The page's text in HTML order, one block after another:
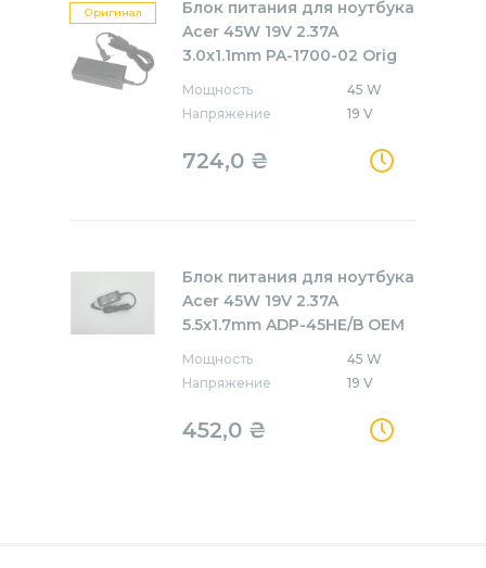
Оригинал
Блок питания для ноутбука
Acer 45W 19V 2.37A
3.0x1.1mm PA-1700-02 Orig
Мощность
45 W
Напряжение
19 V
724,0 ₴
Блок питания для ноутбука
Acer 45W 19V 2.37A
5.5x1.7mm ADP-45HE/B OEM
Мощность
45 W
Напряжение
19 V
452,0 ₴